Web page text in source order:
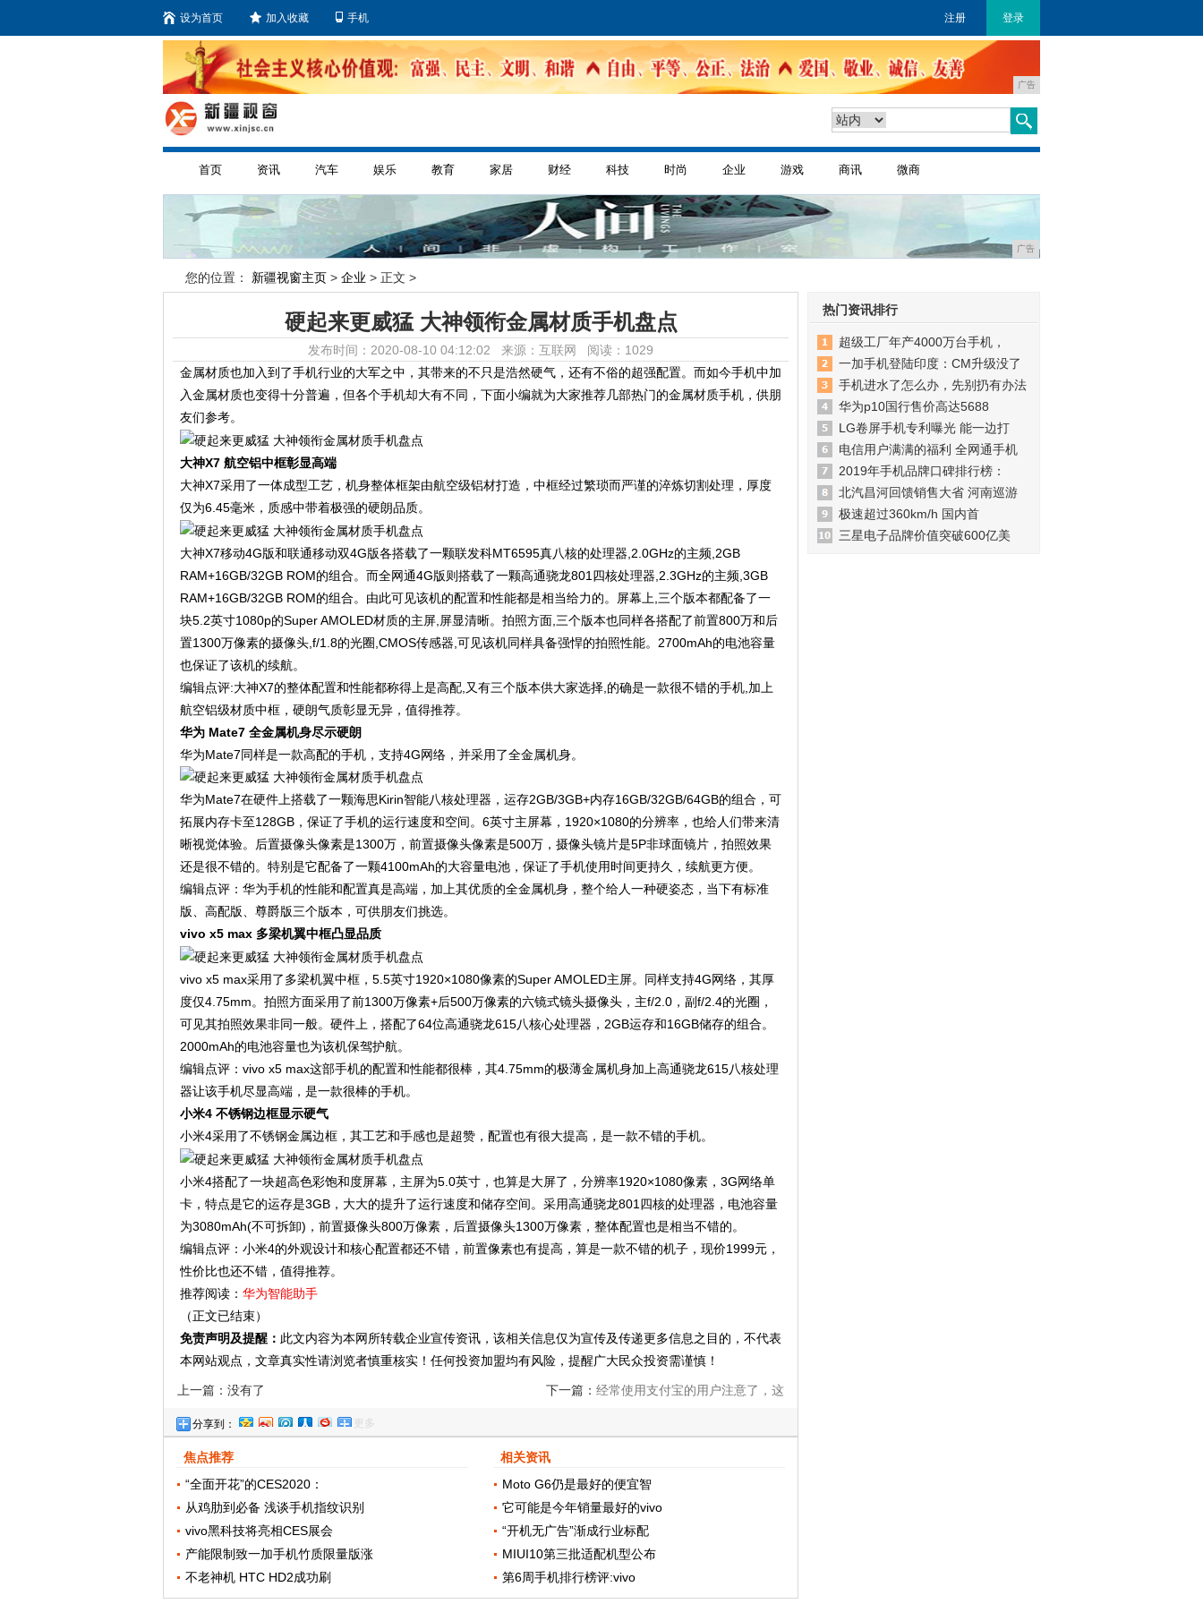
设为首页 加入收藏 手机 注册 登录
广告
首页 资讯 汽车 娱乐 教育 家居 财经 科技 时尚 企业 游戏 商讯 微商
广告
您的位置： 新疆视窗主页 > 企业 > 正文 >
硬起来更威猛 大神领衔金属材质手机盘点
发布时间：2020-08-10 04:12:02 来源：互联网 阅读：1029
金属材质也加入到了手机行业的大军之中，其带来的不只是浩然硬气，还有不俗的超强配置。而如今手机中加
入金属材质也变得十分普遍，但各个手机却大有不同，下面小编就为大家推荐几部热门的金属材质手机，供朋
友们参考。
大神X7 航空铝中框彰显高端
大神X7采用了一体成型工艺，机身整体框架由航空级铝材打造，中框经过繁琐而严谨的淬炼切割处理，厚度
仅为6.45毫米，质感中带着极强的硬朗品质。
大神X7移动4G版和联通移动双4G版各搭载了一颗联发科MT6595真八核的处理器,2.0GHz的主频,2GB
RAM+16GB/32GB ROM的组合。而全网通4G版则搭载了一颗高通骁龙801四核处理器,2.3GHz的主频,3GB
RAM+16GB/32GB ROM的组合。由此可见该机的配置和性能都是相当给力的。屏幕上,三个版本都配备了一
块5.2英寸1080p的Super AMOLED材质的主屏,屏显清晰。拍照方面,三个版本也同样各搭配了前置800万和后
置1300万像素的摄像头,f/1.8的光圈,CMOS传感器,可见该机同样具备强悍的拍照性能。2700mAh的电池容量
也保证了该机的续航。
编辑点评:大神X7的整体配置和性能都称得上是高配,又有三个版本供大家选择,的确是一款很不错的手机,加上
航空铝级材质中框，硬朗气质彰显无异，值得推荐。
华为 Mate7 全金属机身尽示硬朗
华为Mate7同样是一款高配的手机，支持4G网络，并采用了全金属机身。
华为Mate7在硬件上搭载了一颗海思Kirin智能八核处理器，运存2GB/3GB+内存16GB/32GB/64GB的组合，可
拓展内存卡至128GB，保证了手机的运行速度和空间。6英寸主屏幕，1920×1080的分辨率，也给人们带来清
晰视觉体验。后置摄像头像素是1300万，前置摄像头像素是500万，摄像头镜片是5P非球面镜片，拍照效果
还是很不错的。特别是它配备了一颗4100mAh的大容量电池，保证了手机使用时间更持久，续航更方便。
编辑点评：华为手机的性能和配置真是高端，加上其优质的全金属机身，整个给人一种硬姿态，当下有标准
版、高配版、尊爵版三个版本，可供朋友们挑选。
vivo x5 max 多梁机翼中框凸显品质
vivo x5 max采用了多梁机翼中框，5.5英寸1920×1080像素的Super AMOLED主屏。同样支持4G网络，其厚
度仅4.75mm。拍照方面采用了前1300万像素+后500万像素的六镜式镜头摄像头，主f/2.0，副f/2.4的光圈，
可见其拍照效果非同一般。硬件上，搭配了64位高通骁龙615八核心处理器，2GB运存和16GB储存的组合。
2000mAh的电池容量也为该机保驾护航。
编辑点评：vivo x5 max这部手机的配置和性能都很棒，其4.75mm的极薄金属机身加上高通骁龙615八核处理
器让该手机尽显高端，是一款很棒的手机。
小米4 不锈钢边框显示硬气
小米4采用了不锈钢金属边框，其工艺和手感也是超赞，配置也有很大提高，是一款不错的手机。
小米4搭配了一块超高色彩饱和度屏幕，主屏为5.0英寸，也算是大屏了，分辨率1920×1080像素，3G网络单
卡，特点是它的运存是3GB，大大的提升了运行速度和储存空间。采用高通骁龙801四核的处理器，电池容量
为3080mAh(不可拆卸)，前置摄像头800万像素，后置摄像头1300万像素，整体配置也是相当不错的。
编辑点评：小米4的外观设计和核心配置都还不错，前置像素也有提高，算是一款不错的机子，现价1999元，
性价比也还不错，值得推荐。
推荐阅读： 华为智能助手
（正文已结束）
免责声明及提醒： 此文内容为本网所转载企业宣传资讯，该相关信息仅为宣传及传递更多信息之目的，不代表
本网站观点，文章真实性请浏览者慎重核实！任何投资加盟均有风险，提醒广大民众投资需谨慎！
上一篇：没有了 下一篇： 经常使用支付宝的用户注意了，这
分享到： 更多
焦点推荐
“全面开花”的CES2020：
从鸡肋到必备 浅谈手机指纹识别
vivo黑科技将亮相CES展会
产能限制致一加手机竹质限量版涨
不老神机 HTC HD2成功刷
相关资讯
Moto G6仍是最好的便宜智
它可能是今年销量最好的vivo
“开机无广告”渐成行业标配
MIUI10第三批适配机型公布
第6周手机排行榜评:vivo
热门资讯排行
超级工厂年产4000万台手机，
一加手机登陆印度：CM升级没了
手机进水了怎么办，先别扔有办法
华为p10国行售价高达5688
LG卷屏手机专利曝光 能一边打
电信用户满满的福利 全网通手机
2019年手机品牌口碑排行榜：
北汽昌河回馈销售大省 河南巡游
极速超过360km/h 国内首
三星电子品牌价值突破600亿美